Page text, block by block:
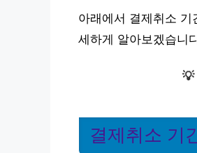
아래에서 결제취소
세하게 알아보겠습니
💡
결제취소 기